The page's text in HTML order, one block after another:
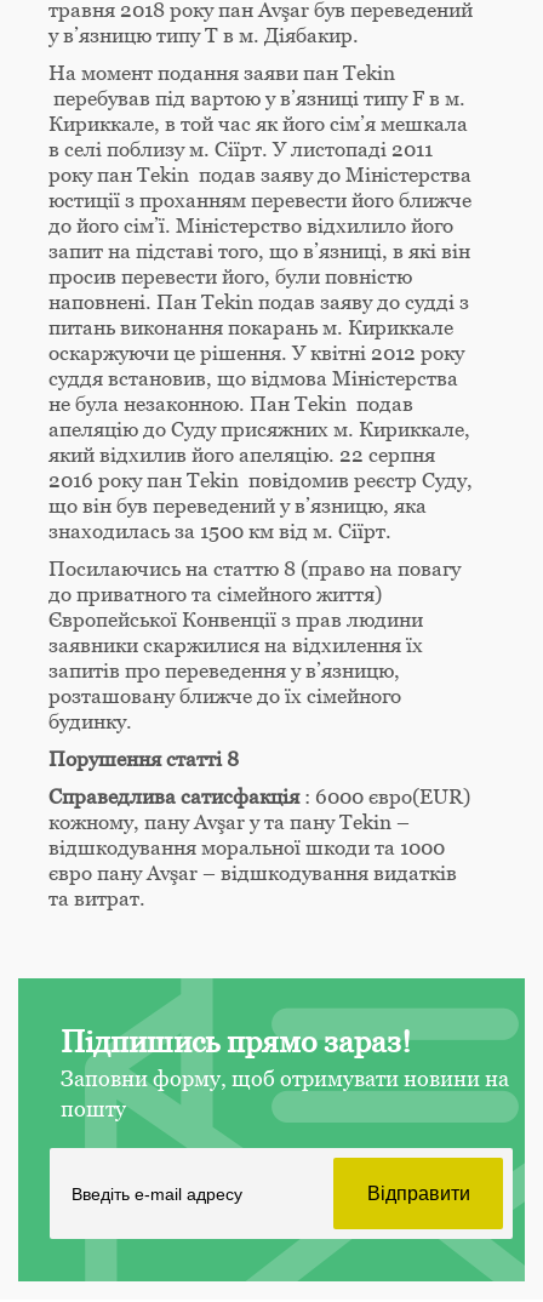
травня 2018 року пан Avşar був переведений
у в’язницю типу Т в м. Діябакир.
На момент подання заяви пан Tekin
перебував під вартою у в’язниці типу F в м.
Кириккале, в той час як його сім’я мешкала
в селі поблизу м. Сіїрт. У листопаді 2011
року пан Tekin подав заяву до Міністерства
юстиції з проханням перевести його ближче
до його сім’ї. Міністерство відхилило його
запит на підставі того, що в’язниці, в які він
просив перевести його, були повністю
наповнені. Пан Tekin подав заяву до судді з
питань виконання покарань м. Кириккале
оскаржуючи це рішення. У квітні 2012 року
суддя встановив, що відмова Міністерства
не була незаконною. Пан Tekin подав
апеляцію до Суду присяжних м. Кириккале,
який відхилив його апеляцію. 22 серпня
2016 року пан Tekin повідомив реєстр Суду,
що він був переведений у в’язницю, яка
знаходилась за 1500 км від м. Сіїрт.
Посилаючись на статтю 8 (право на повагу
до приватного та сімейного життя)
Європейської Конвенції з прав людини
заявники скаржилися на відхилення їх
запитів про переведення у в’язницю,
розташовану ближче до їх сімейного
будинку.
Порушення статті 8
Справедлива сатисфакція : 6000 євро(EUR)
кожному, пану Avşar у та пану Tekin –
відшкодування моральної шкоди та 1000
євро пану Avşar – відшкодування видатків
та витрат.
Підпишись прямо зараз!
Заповни форму, щоб отримувати новини на
пошту